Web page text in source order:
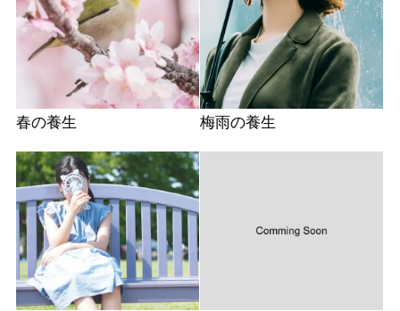
春の養生 梅雨の養生